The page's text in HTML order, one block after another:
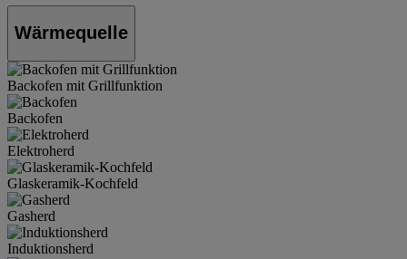
Wärmequelle
Backofen mit Grillfunktion
Backofen
Elektroherd
Glaskeramik-Kochfeld
Gasherd
Induktionsherd